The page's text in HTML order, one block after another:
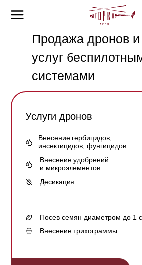
Продажа дронов и
услуг
системами
Услуги дронов
Внесение гербицидов,
инсектицидов, фунгицидов
Внесение удобрений
и микроэлементов
Десикация
Посев семян диаметром до 1
Внесение трихограммы